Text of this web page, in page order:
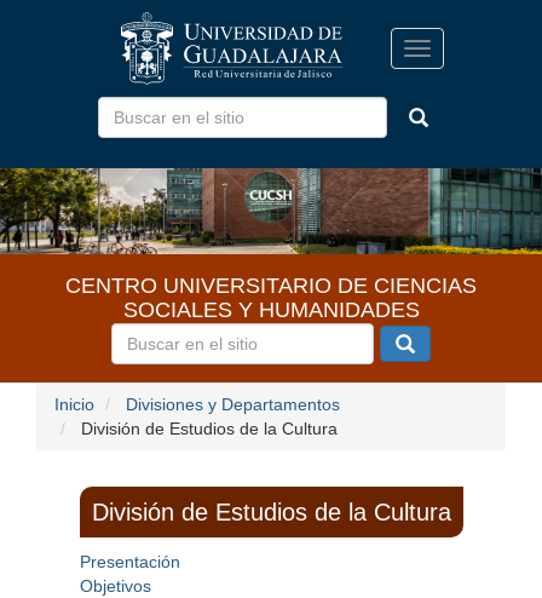
Toggle
navigation
CENTRO UNIVERSITARIO DE CIENCIAS
SOCIALES Y HUMANIDADES
Inicio
Divisiones y Departamentos
División de Estudios de la Cultura
División de Estudios de la Cultura
Presentación
Objetivos